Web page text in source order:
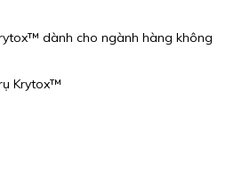
dành cho ngành hàng không
Krytox™